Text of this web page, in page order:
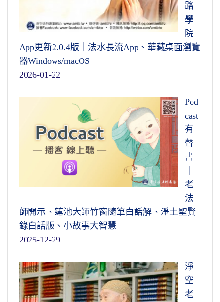
路
學
院
App更新2.0.4版｜法水長流App、華藏桌面瀏覽
器Windows/macOS
2026-01-22
Pod
cast
有
聲
書
老
法
師開示、蓮池大師竹窗隨筆白話解、淨土聖賢
錄白話版、小故事大智慧
2025-12-29
淨
空
老